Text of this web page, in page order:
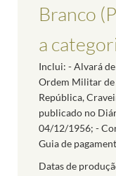
Branco
a
Inclui: - Alvará
Ordem Militar de
República,
publicado no
04/12/1956; -
Guia de
Datas de